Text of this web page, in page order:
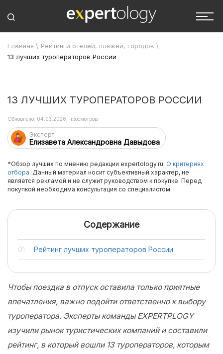
Главная \ Рейтинги отелей, пляжей, городов \
13 лучших туроператоров России
13 ЛУЧШИХ ТУРОПЕРАТОРОВ РОССИИ
Эксперт
Елизавета Александровна Давыдова
Обновлено: 04.03.2026, просмотров:
*Обзор лучших по мнению редакции expertology.ru. О критериях
отбора. Данный материал носит субъективный характер, не
является рекламой и не служит руководством к покупке. Перед
покупкой необходима консультация со специалистом.
Содержание
Рейтинг лучших туроператоров России
Чтобы поездка в отпуск оставила только приятные
впечатления, важно подойти ответственно к выбору
туроператора. Эксперты команды EXPERTPLOGY
изучили рынок туристических компаний и составили
рейтинг, в который вошли 13 туроператоров, которым